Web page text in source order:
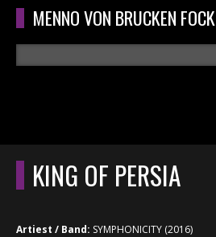
Overslaan en naar de algemene inhoud gaan
MENNO VON BRUCKEN FOCK
ZOEKVELD
HOOFDMENU HOME
CURRICULUM
RECENSIES
KING OF PERSIA
Artiest / Band: SYMPHONICITY (2016)